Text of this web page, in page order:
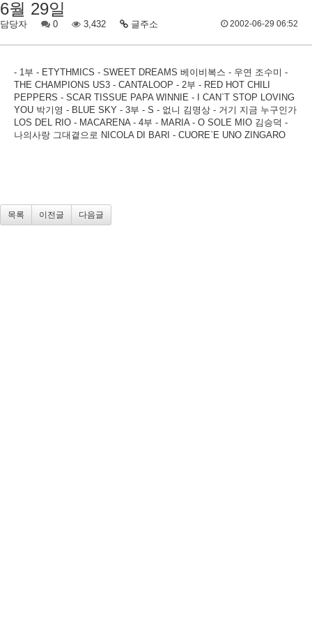
6월 29일
담당자 0 3,432 글주소 2002-06-29 06:52
- 1부 - ETYTHMICS - SWEET DREAMS 베이비복스 - 우연 조수미 -
THE CHAMPIONS US3 - CANTALOOP - 2부 - RED HOT CHILI
PEPPERS - SCAR TISSUE PAPA WINNIE - I CAN`T STOP LOVING
YOU 박기영 - BLUE SKY - 3부 - S - 없니 김명상 - 거기 지금 누구인가
LOS DEL RIO - MACARENA - 4부 - MARIA - O SOLE MIO 김승덕 -
나의사랑 그대곁으로 NICOLA DI BARI - CUORE`E UNO ZINGARO
목록 이전글 다음글